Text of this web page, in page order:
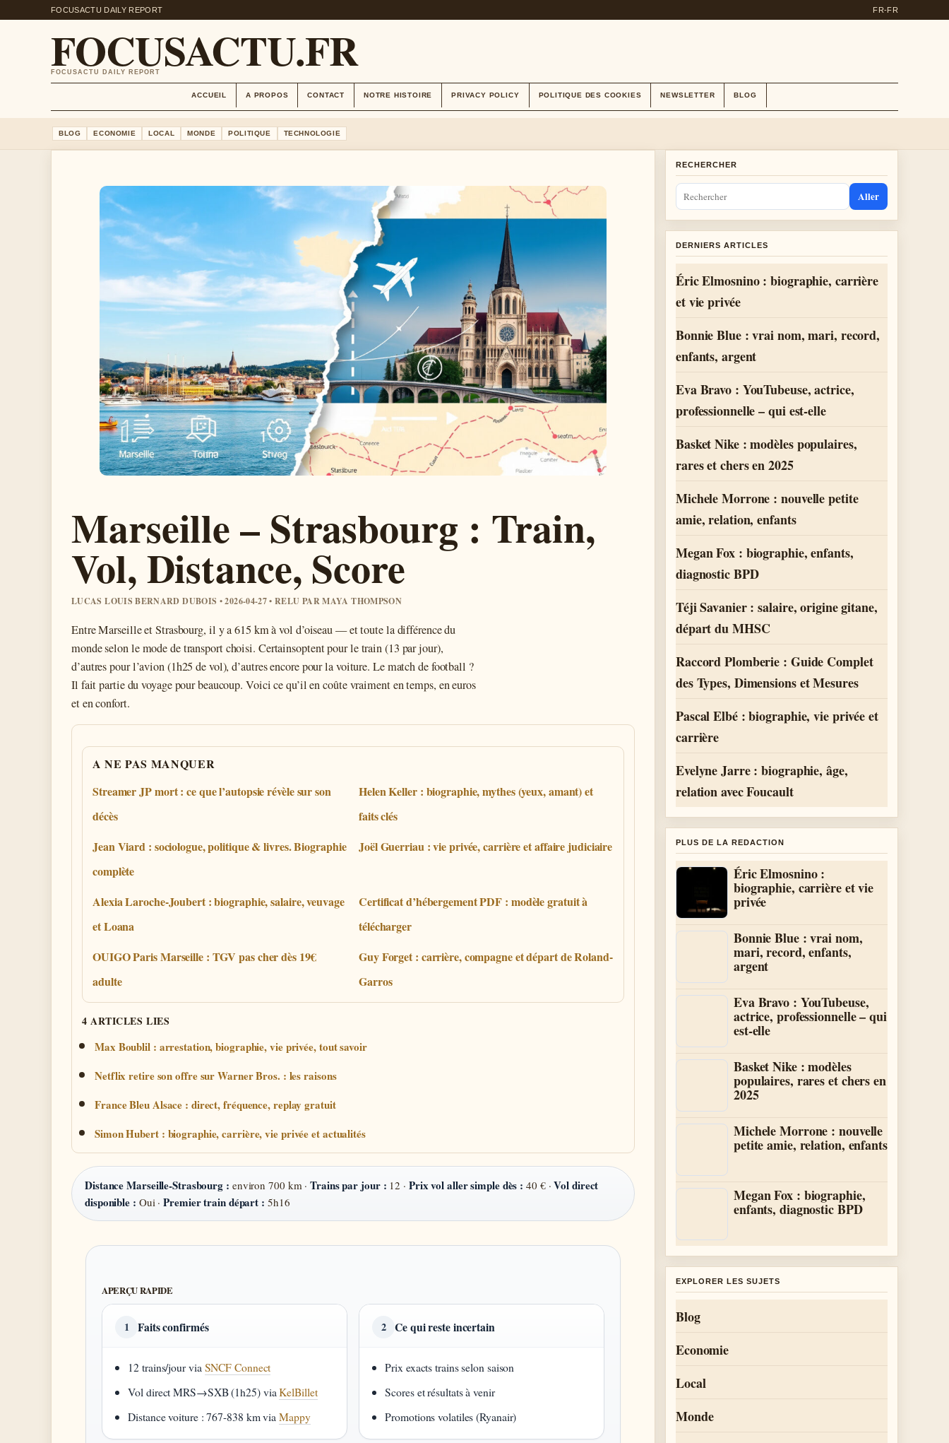
FOCUSACTU DAILY REPORT FR-FR
FOCUSACTU.FR
FOCUSACTU DAILY REPORT
ACCUEIL A PROPOS CONTACT NOTRE HISTOIRE PRIVACY POLICY POLITIQUE DES COOKIES NEWSLETTER BLOG
BLOG ECONOMIE LOCAL MONDE POLITIQUE TECHNOLOGIE
Marseille – Strasbourg : Train,
Vol, Distance, Score
LUCAS LOUIS BERNARD DUBOIS • 2026-04-27 • RELU PAR MAYA THOMPSON
Entre Marseille et Strasbourg, il y a 615 km à vol d’oiseau — et toute la différence du
monde selon le mode de transport choisi. Certainsoptent pour le train (13 par jour),
d’autres pour l’avion (1h25 de vol), d’autres encore pour la voiture. Le match de football ?
Il fait partie du voyage pour beaucoup. Voici ce qu’il en coûte vraiment en temps, en euros
et en confort.
A NE PAS MANQUER
Streamer JP mort : ce que l’autopsie révèle sur son
décès
Helen Keller : biographie, mythes (yeux, amant) et
faits clés
Jean Viard : sociologue, politique & livres. Biographie
complète
Joël Guerriau : vie privée, carrière et affaire judiciaire
Alexia Laroche-Joubert : biographie, salaire, veuvage
et Loana
Certificat d’hébergement PDF : modèle gratuit à
télécharger
OUIGO Paris Marseille : TGV pas cher dès 19€
adulte
Guy Forget : carrière, compagne et départ de Roland-
Garros
4 ARTICLES LIES
Max Boublil : arrestation, biographie, vie privée, tout savoir
Netflix retire son offre sur Warner Bros. : les raisons
France Bleu Alsace : direct, fréquence, replay gratuit
Simon Hubert : biographie, carrière, vie privée et actualités
Distance Marseille-Strasbourg : environ 700 km ·Trains par jour : 12 · Prix vol aller simple dès : 40 € ·Vol direct
disponible : Oui ·Premier train départ : 5h16
APERÇU RAPIDE
1 Faits confirmés
12 trains/jour viaSNCF Connect
Vol direct MRS→SXB (1h25) viaKelBillet
Distance voiture : 767-838 km viaMappy
2 Ce qui reste incertain
Prix exacts trains selon saison
Scores et résultats à venir
Promotions volatiles (Ryanair)
RECHERCHER
Aller
DERNIERS ARTICLES
Éric Elmosnino : biographie, carrière
et vie privée
Bonnie Blue : vrai nom, mari, record,
enfants, argent
Eva Bravo : YouTubeuse, actrice,
professionnelle – qui est-elle
Basket Nike : modèles populaires,
rares et chers en 2025
Michele Morrone : nouvelle petite
amie, relation, enfants
Megan Fox : biographie, enfants,
diagnostic BPD
Téji Savanier : salaire, origine gitane,
départ du MHSC
Raccord Plomberie : Guide Complet
des Types, Dimensions et Mesures
Pascal Elbé : biographie, vie privée et
carrière
Evelyne Jarre : biographie, âge,
relation avec Foucault
PLUS DE LA REDACTION
Éric Elmosnino :
biographie, carrière et vie
privée
Bonnie Blue : vrai nom,
mari, record, enfants,
argent
Eva Bravo : YouTubeuse,
actrice, professionnelle – qui
est-elle
Basket Nike : modèles
populaires, rares et chers en
2025
Michele Morrone : nouvelle
petite amie, relation, enfants
Megan Fox : biographie,
enfants, diagnostic BPD
EXPLORER LES SUJETS
Blog
Economie
Local
Monde